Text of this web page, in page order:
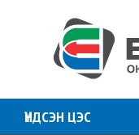
ҮНДСЭН ЦЭС